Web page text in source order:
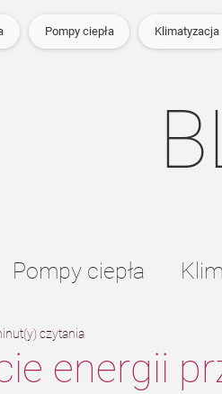
Pompy ciepła Klimatyzacja
Pompy ciepła
energii
czytania